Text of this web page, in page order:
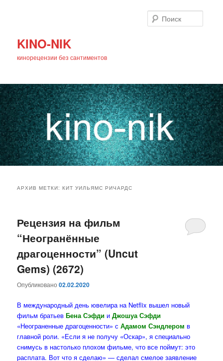
KINO-NIK
кинорецензии без сантиментов
основному
содержимому
дополнительному
содержимому
АРХИВ МЕТКИ:КИТ УИЛЬЯМС РИЧАРДС
Рецензия на фильм
“Неогранённые
драгоценности” (Uncut
Gems) (2672)
Опубликовано02.02.2020
В международный день ювелира на Netflix вышел новый
фильм братьевБена Сэфди иДжошуа Сэфди
«Неограненные драгоценности» с Адамом Сэндлером в
главной роли. «Если я не получу «Оскар», я специально
снимусь в настолько плохом фильме, что все поймут: это
расплата. Вот что я сделаю» — сделал смелое заявление